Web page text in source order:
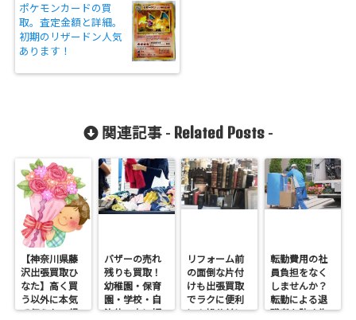
ポケモンカードの買
取。査定金額と詳細。
初期のリザードン人気
あります！
関連記事 - Related Posts-
【神奈川県藤
沢出張買取ひ
なた】高く買
う以外に本気
で伝えたい想
バザーの売れ
残りも買取！
幼稚園・保育
園・学校・自
治体の方に好
リフォーム前
の面倒な片付
けも出張買取
でラクに便利
に！処分前に
転勤費用の社
員負担をなく
しませんか？
転勤による退
職者を防ぐ為